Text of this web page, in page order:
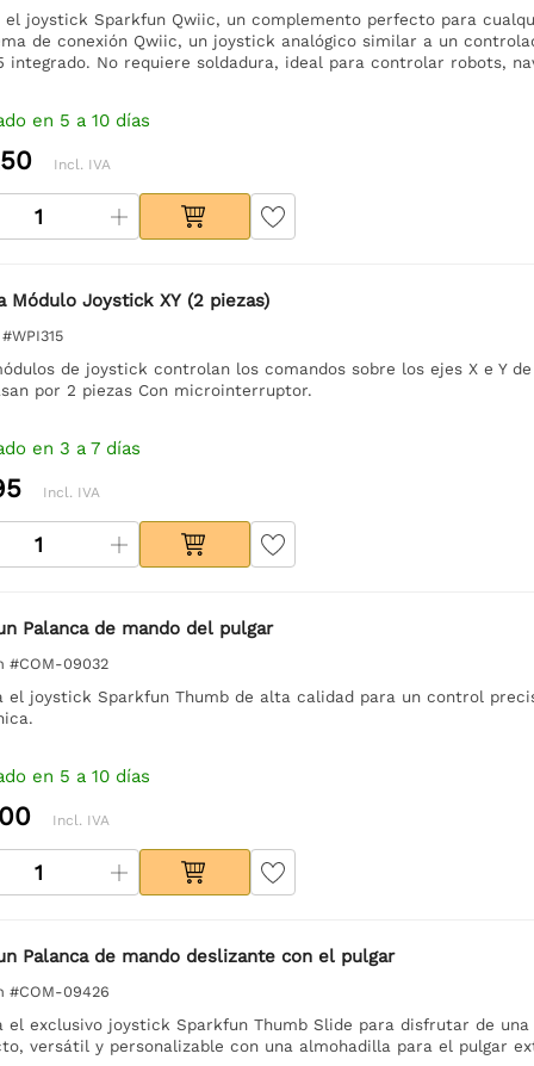
el joystick Sparkfun Qwiic, un complemento perfecto para
de conexión Qwiic, un joystick analógico similar a un
integrado. No requiere soldadura, ideal para controlar robots,
en 5 a 10 días
Incl. IVA
Módulo Joystick XY (2 piezas)
de joystick controlan los comandos sobre los ejes X e Y
por 2 piezas Con microinterruptor.
en 3 a 7 días
Incl. IVA
Palanca de mando del pulgar
#COM-09032
el joystick Sparkfun Thumb de alta calidad para un control
en 5 a 10 días
Incl. IVA
Palanca de mando deslizante con el pulgar
#COM-09426
el exclusivo joystick Sparkfun Thumb Slide para disfrutar de
versátil y personalizable con una almohadilla para el pulgar